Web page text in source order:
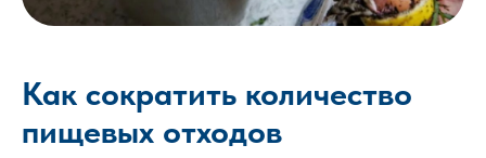
Как сократить количество
пищевых отходов